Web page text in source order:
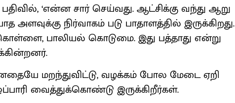
‘என்ன சார் செய்வது. ஆட்சிக்கு வந்து ஆறு
அளவுக்கு நிர்வாகம் படு பாதாளத்தில் இருக்கிறது.
பாலியல் கொடுமை. இது பத்தாது என்று
மறந்துவிட்டு, வழக்கம் போல மேடை ஏறி
வைத்துக்கொண்டு இருக்கிறீர்கள்.